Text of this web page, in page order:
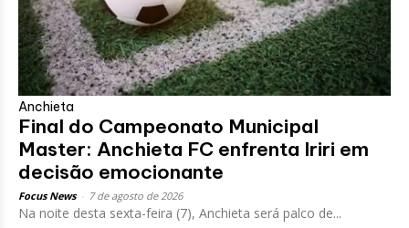
Anchieta
Final do Campeonato Municipal
Master: Anchieta FC enfrenta Iriri em
decisão emocionante
Focus News 7 de agosto de 2026
Na noite desta sexta-feira (7), Anchieta será palco de...